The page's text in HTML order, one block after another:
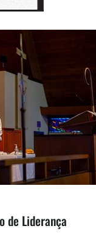
de Liderança